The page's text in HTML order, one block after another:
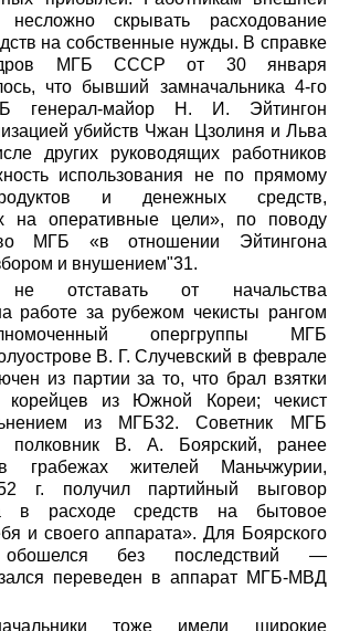
скрывать расходование
на собственные нужды. В справке
МГБ СССР от 30 января
что бывший замначальника 4-го
генерал-майор Н. И. Эйтингон
убийств Чжан Цзолиня и Льва
других руководящих работников
использования не по прямому
и денежных средств,
на оперативные цели», по поводу
МГБ «в отношении Эйтингона
и внушением"31.
не отставать от начальства
работе за рубежом чекисты рангом
опергруппы МГБ
В. Г. Случевский в феврале
из партии за то, что брал взятки
корейцев из Южной Кореи; чекист
из МГБ32. Советник МГБ
полковник В. А. Боярский, ранее
грабежах жителей Маньчжурии,
г. получил партийный выговор
в расходе средств на бытовое
и своего аппарата». Для Боярского
без последствий —
переведен в аппарат МГБ-МВД
тоже имели широкие